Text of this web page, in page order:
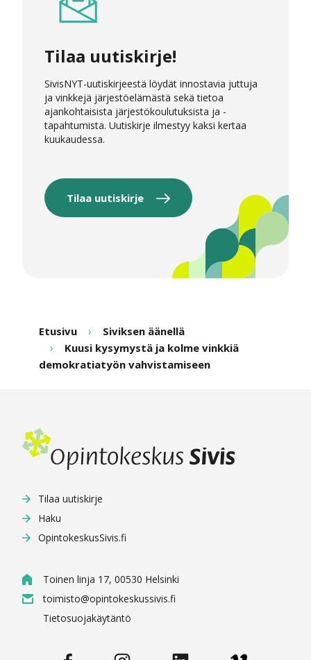
Tilaa uutiskirje!
SivisNYT-uutiskirjeestä löydät innostavia juttuja
ja vinkkejä järjestöelämästä sekä tietoa
ajankohtaisista järjestökoulutuksista ja -
tapahtumista. Uutiskirje ilmestyy kaksi kertaa
kuukaudessa.
Tilaa uutiskirje
Etusivu
Siviksen äänellä
Kuusi kysymystä ja kolme vinkkiä
demokratiatyön vahvistamiseen
Tilaa uutiskirje
Haku
OpintokeskusSivis.fi
Toinen linja 17, 00530 Helsinki
toimisto@opintokeskussivis.fi
Tietosuojakäytäntö